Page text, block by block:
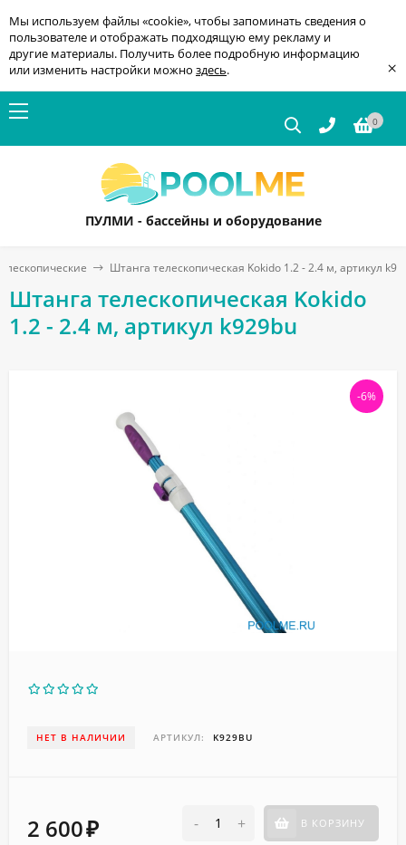
Мы используем файлы «cookie», чтобы запоминать сведения о
пользователе и отображать подходящую ему рекламу и
другие материалы. Получить более подробную информацию
или изменить настройки можно здесь. ×
0
ПУЛМИ - бассейны и оборудование
Штанга телескопическая Kokido 1.2 - 2.4 м, артикул
Штанга телескопическая Kokido
1.2 - 2.4 м, артикул k929bu
-6%
НЕТ В НАЛИЧИИ АРТИКУЛ: K929BU
2 600₽ - + В КОРЗИНУ